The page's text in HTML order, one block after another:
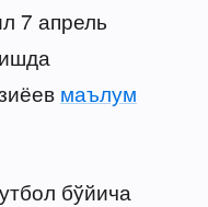
7 апрель
маълум
бўйича